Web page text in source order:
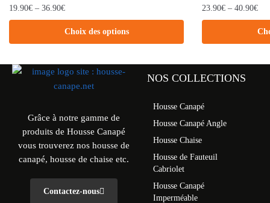
19.90€ – 36.90€
Choix des options
23.90€ – 40.90€
Grâce à notre gamme de
produits de Housse Canapé
vous trouverez nos housse de
canapé, housse de chaise etc.
Contactez-nous
NOS COLLECTIONS
Housse Canapé
Housse Canapé Angle
Housse Chaise
Housse de Fauteuil
Cabriolet
Housse Canapé
Imperméable